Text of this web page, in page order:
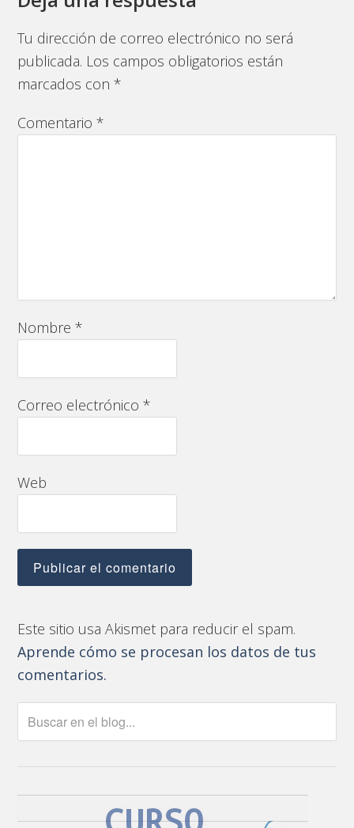
Tu dirección de correo electrónico no será
publicada. Los campos obligatorios están
marcados con*
Comentario*
Nombre*
Correo electrónico*
Web
Este sitio usa Akismet para reducir el spam.
Aprende cómo se procesan los datos de tus
comentarios.